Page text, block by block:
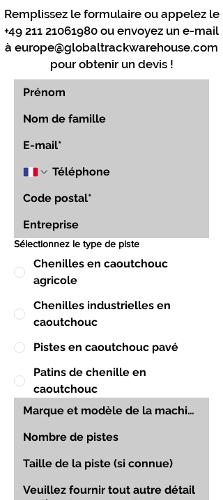
Remplissez le formulaire ou appelez le
+49 211 21061980 ou envoyez un e-mail
à europe@globaltrackwarehouse.com
pour obtenir un devis !
Sélectionnez le type de piste
Chenilles en caoutchouc
agricole
Chenilles industrielles en
caoutchouc
Pistes en caoutchouc pavé
Patins de chenille en
caoutchouc